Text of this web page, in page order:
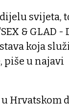
svijeta,
& GLAD -
koja
u najavi
u Hrvatskom